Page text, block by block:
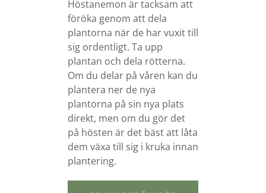
Höstanemon är tacksam att
föröka genom att dela
plantorna när de har vuxit till
sig ordentligt. Ta upp
plantan och dela rötterna.
Om du delar på våren kan du
plantera ner de nya
plantorna på sin nya plats
direkt, men om du gör det
på hösten är det bäst att låta
dem växa till sig i kruka innan
plantering.